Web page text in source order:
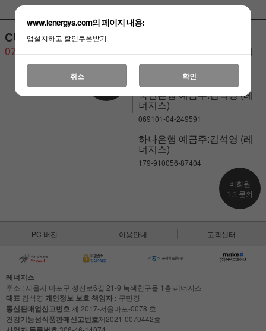
CUSTOMER CENTER
070-4446-2823
연결하기
기업은행 예금주:김석영 (레
너지스)
238-037581-02-018
국민은행 예금주:김석영 (레
너지스)
069101-04-249591
하나은행 예금주:김석영 (레
너지스)
179-910056-87404
비회원
1:1 문의
PC 버전 이용안내 고객센터
레너지스
주소 : 서울시 마포구 성산로6길 21-9 녹색친구들 1층 레너지스
대표 김석영 개인정보 보호 책임자 : 구민경
통신판매업신고번호제 2017-서울마포-0078 호
건강기능성식품판매신고번호제2021-0070442호
www.lenergys.com의 페이지 내용:
앱설치하고 할인쿠폰받기
취소 확인